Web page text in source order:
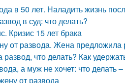
в 50 лет. Наладить жизнь
в суд: что делать?
Кризис 15 лет брака
от развода. Жена предложила
что делать? Как
а муж не хочет: что делать
от развода